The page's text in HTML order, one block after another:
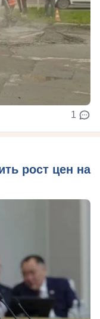
1
рост цен на